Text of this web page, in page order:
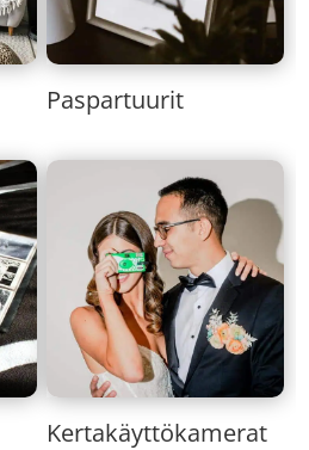
Paspartuurit
Kertakäyttökamerat